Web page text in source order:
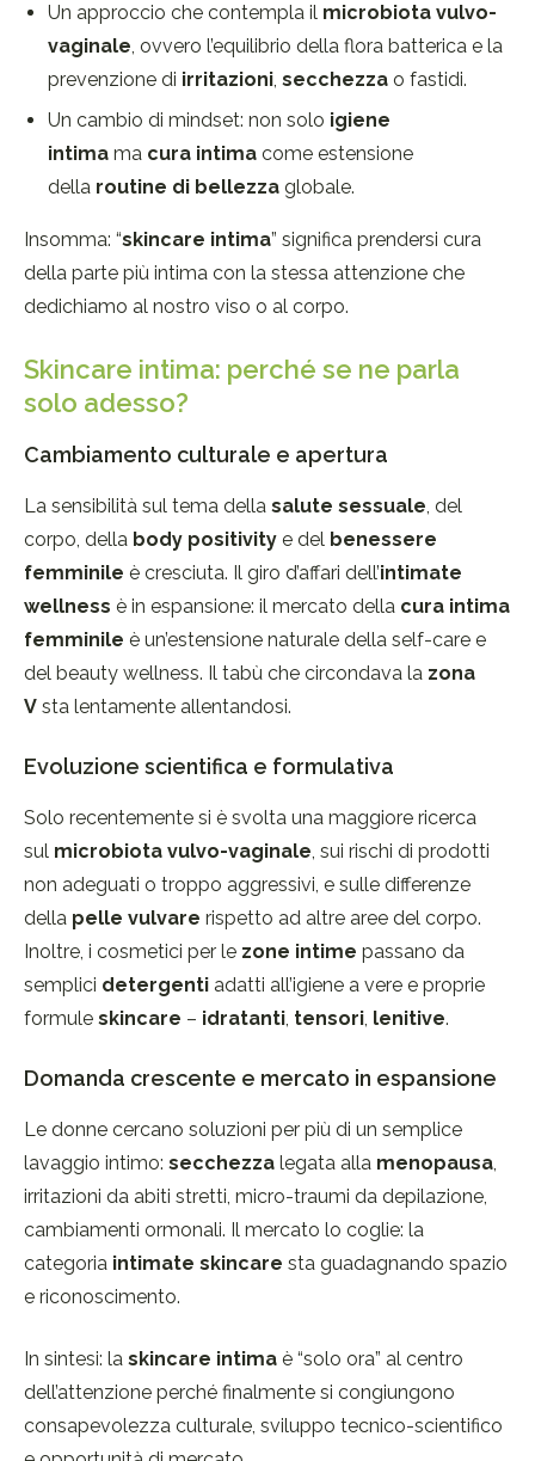
Un approccio che contempla il microbiota vulvo-
vaginale, ovvero l’equilibrio della flora batterica e la
prevenzione di irritazioni, secchezza o fastidi.
Un cambio di mindset: non solo igiene
intima ma cura intima come estensione
della routine di bellezza globale.
Insomma: “skincare intima” significa prendersi cura
della parte più intima con la stessa attenzione che
dedichiamo al nostro viso o al corpo.
Skincare intima: perché se ne parla
solo adesso?
Cambiamento culturale e apertura
La sensibilità sul tema della salute sessuale, del
corpo, della body positivity e del benessere
femminile è cresciuta. Il giro d’affari dell’intimate
wellness è in espansione: il mercato della cura intima
femminile è un’estensione naturale della self-care e
del beauty wellness. Il tabù che circondava la zona
V sta lentamente allentandosi.
Evoluzione scientifica e formulativa
Solo recentemente si è svolta una maggiore ricerca
sul microbiota vulvo-vaginale, sui rischi di prodotti
non adeguati o troppo aggressivi, e sulle differenze
della pelle vulvare rispetto ad altre aree del corpo.
Inoltre, i cosmetici per le zone intime passano da
semplici detergenti adatti all’igiene a vere e proprie
formule skincare – idratanti, tensori, lenitive.
Domanda crescente e mercato in espansione
Le donne cercano soluzioni per più di un semplice
lavaggio intimo: secchezza legata alla menopausa,
irritazioni da abiti stretti, micro-traumi da depilazione,
cambiamenti ormonali. Il mercato lo coglie: la
categoria intimate skincare sta guadagnando spazio
e riconoscimento.
In sintesi: la skincare intima è “solo ora” al centro
dell’attenzione perché finalmente si congiungono
consapevolezza culturale, sviluppo tecnico-scientifico